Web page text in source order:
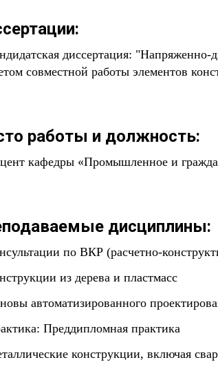
диссертация:
совместной работы элементов
работы и должность:
кафедры «Промышленное и
дисциплины:
по ВКР (расчетно-
из дерева и пластмасс
автоматизированного
Преддипломная практика
конструкции, включая